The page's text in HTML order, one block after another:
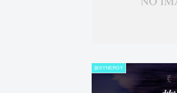
旅SYNERGY